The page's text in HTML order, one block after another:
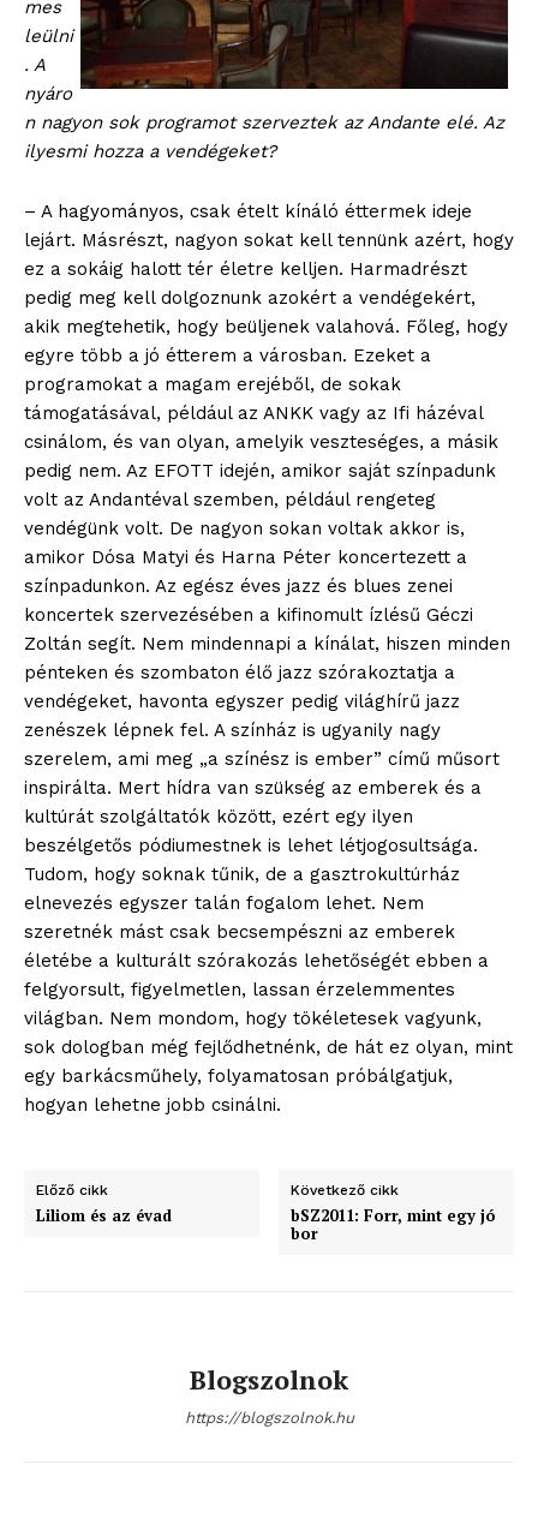
blogSZOLNOK
szubjektív élményportál
Hasznos
Előfizetés
mes
leülni
. A
nyáro
n nagyon sok programot szerveztek az Andante elé. Az
ilyesmi hozza a vendégeket?
– A hagyományos, csak ételt kínáló éttermek ideje
lejárt. Másrészt, nagyon sokat kell tennünk azért, hogy
ez a sokáig halott tér életre kelljen. Harmadrészt
pedig meg kell dolgoznunk azokért a vendégekért,
akik megtehetik, hogy beüljenek valahová. Főleg, hogy
egyre több a jó étterem a városban. Ezeket a
programokat a magam erejéből, de sokak
támogatásával, például az ANKK vagy az Ifi házéval
csinálom, és van olyan, amelyik veszteséges, a másik
pedig nem. Az EFOTT idején, amikor saját színpadunk
volt az Andantéval szemben, például rengeteg
vendégünk volt. De nagyon sokan voltak akkor is,
amikor Dósa Matyi és Harna Péter koncertezett a
színpadunkon. Az egész éves jazz és blues zenei
koncertek szervezésében a kifinomult ízlésű Géczi
Zoltán segít. Nem mindennapi a kínálat, hiszen minden
pénteken és szombaton élő jazz szórakoztatja a
vendégeket, havonta egyszer pedig világhírű jazz
zenészek lépnek fel. A színház is ugyanily nagy
szerelem, ami meg „a színész is ember” című műsort
inspirálta. Mert hídra van szükség az emberek és a
kultúrát szolgáltatók között, ezért egy ilyen
beszélgetős pódiumestnek is lehet létjogosultsága.
Tudom, hogy soknak tűnik, de a gasztrokultúrház
elnevezés egyszer talán fogalom lehet. Nem
szeretnék mást csak becsempészni az emberek
életébe a kulturált szórakozás lehetőségét ebben a
felgyorsult, figyelmetlen, lassan érzelemmentes
világban. Nem mondom, hogy tökéletesek vagyunk,
sok dologban még fejlődhetnénk, de hát ez olyan, mint
egy barkácsműhely, folyamatosan próbálgatjuk,
hogyan lehetne jobb csinálni.
Előző cikk
Liliom és az évad
Következő cikk
bSZ2011: Forr, mint egy jó
bor
Blogszolnok
https://blogszolnok.hu